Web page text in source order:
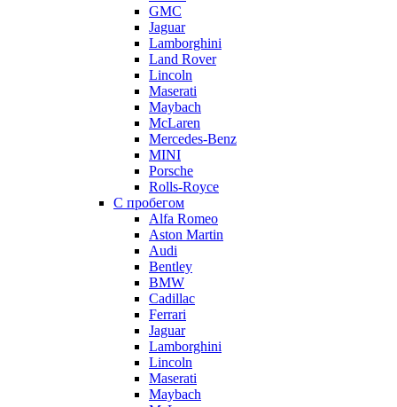
GMC
Jaguar
Lamborghini
Land Rover
Lincoln
Maserati
Maybach
McLaren
Mercedes-Benz
MINI
Porsche
Rolls-Royce
С пробегом
Alfa Romeo
Aston Martin
Audi
Bentley
BMW
Cadillac
Ferrari
Jaguar
Lamborghini
Lincoln
Maserati
Maybach